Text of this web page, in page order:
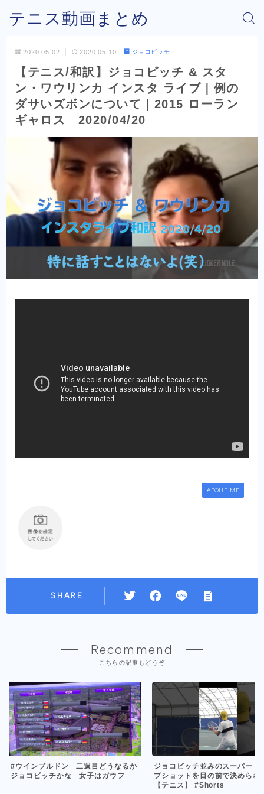
テニス動画まとめ
2020.05.02 2020.05.10 ジョコビッチ
【テニス/和訳】ジョコビッチ & スタ
ン・ワウリンカ インスタ ライブ｜例の
ダサいズボンについて｜2015 ローラン
ギャロス 2020/04/20
ABOUT ME
SHARE
Recommend
こちらの記事もどうぞ
#ウインブルドン 二週目どうなるか
ジョコビッチかな 女子はガウフ
ジョコビッチ並みのスーパード
プショットを目の前で決められ
【テニス】 #Shorts